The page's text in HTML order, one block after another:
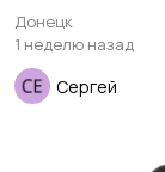
Донецк
1 неделю назад
Сергей